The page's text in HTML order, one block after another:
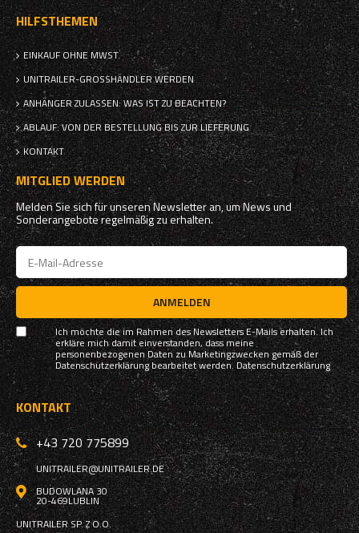
HILFSTHEMEN
EINKAUF OHNE MWST.
UNITRAILER-GROSSHÄNDLER WERDEN
ANHÄNGER ZULASSEN: WAS IST ZU BEACHTEN?
ABLAUF: VON DER BESTELLUNG BIS ZUR LIEFERUNG
KONTAKT
MITGLIED WERDEN
Melden Sie sich für unseren Newsletter an, um News und
Sonderangebote regelmäßig zu erhalten.
ANMELDEN
Ich möchte die im Rahmen des Newsletters E-Mails erhalten. Ich
erkläre mich damit einverstanden, dass meine
personenbezogenen Daten zu Marketingzwecken gemäß der
Datenschutzerklärung bearbeitet werden.Datenschutzerklärung
KONTAKT
+43 720 775899
UNITRAILER@UNITRAILER.DE
BUDOWLANA 30
20-469LUBLIN
UNITRAILER SP. Z O.O.